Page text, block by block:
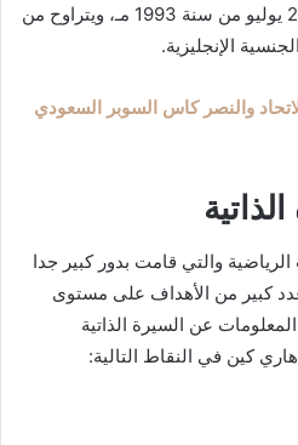
النشأة في مدينة لندن بتاريخ 28 يوليو من سنة 1993 مـ، ويتراوح من
والنصر كاس السوبر السعودي
والتي قامت بدور كبير جدا
كبير من الأهداف على مستوى
عن السيرة الذاتية
كين في النقاط التالية: